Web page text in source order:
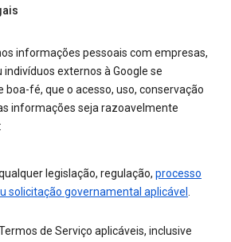
informações pessoais com empresas,
externos à Google se
boa-fé, que o acesso, uso, conservação
informações seja razoavelmente
legislação, regulação, processo
solicitação governamental aplicável .
de Serviço aplicáveis, inclusive